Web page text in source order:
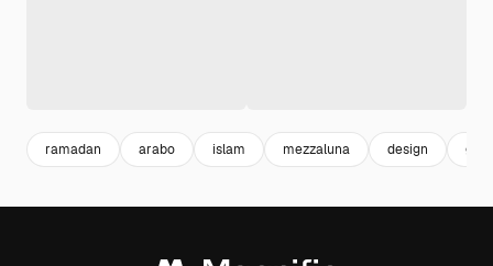
ramadan arabo islam mezzaluna design